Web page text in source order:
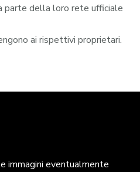
parte della loro rete ufficiale
ai rispettivi proprietari.
immagini eventualmente